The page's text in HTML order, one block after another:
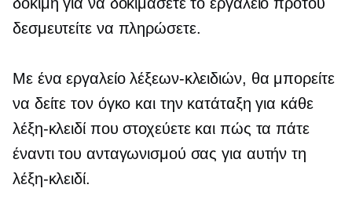
δεσμευτείτε να πληρώσετε.
Με ένα εργαλείο λέξεων-κλειδιών, θα μπορείτε
να δείτε τον όγκο και την κατάταξη για κάθε
λέξη-κλειδί που στοχεύετε και πώς τα πάτε
έναντι του ανταγωνισμού σας για αυτήν τη
λέξη-κλειδί.